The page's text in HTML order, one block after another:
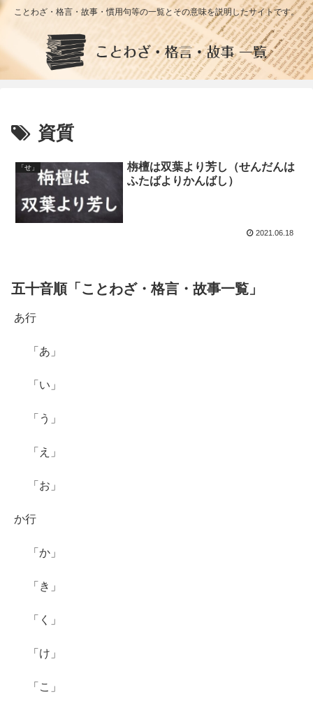
ことわざ・格言・故事・慣用句等の一覧とその意味を説明したサイトです。
資質
「せ」
栴檀は双葉より芳し（せんだんは
ふたばよりかんばし）
2021.06.18
五十音順「ことわざ・格言・故事一覧」
あ行
「あ」
「い」
「う」
「え」
「お」
か行
「か」
「き」
「く」
「け」
「こ」